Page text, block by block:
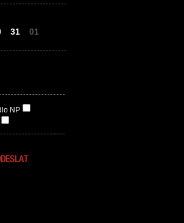
31 01
NP